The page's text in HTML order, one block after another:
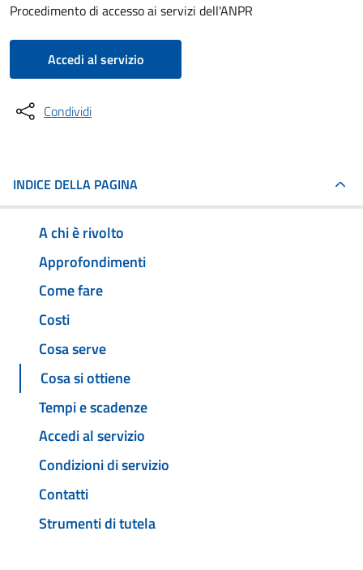
Procedimento di accesso ai servizi dell'ANPR
Accedi al servizio
Condividi
INDICE DELLA PAGINA
A chi è rivolto
Approfondimenti
Come fare
Costi
Cosa serve
Cosa si ottiene
Tempi e scadenze
Accedi al servizio
Condizioni di servizio
Contatti
Strumenti di tutela